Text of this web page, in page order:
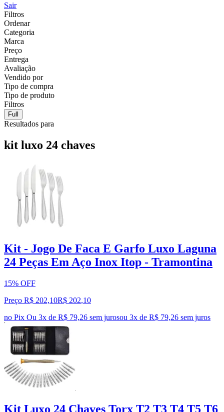
Sair
Filtros
Ordenar
Categoria
Marca
Preço
Entrega
Avaliação
Vendido por
Tipo de compra
Tipo de produto
Filtros
Full
Resultados para
kit luxo 24 chaves
Kit - Jogo De Faca E Garfo Luxo Laguna
24 Peças Em Aço Inox Itop - Tramontina
15% OFF
Preço R$ 202,10R$ 202,10
no Pix Ou 3x de R$ 79,26 sem jurosou 3x de R$ 79,26 sem juros
Kit Luxo 24 Chaves Torx T2 T3 T4 T5 T6